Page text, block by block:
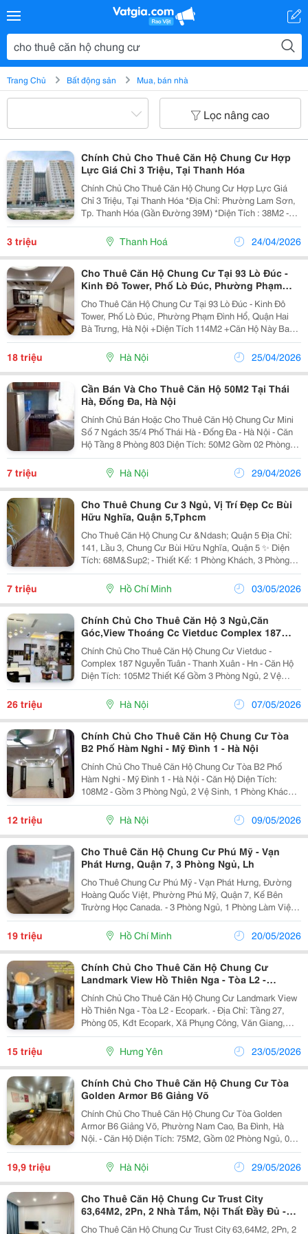
Trang Chủ Bất động sản Mua, bán nhà
Lọc nâng cao
Chính Chủ Cho Thuê Căn Hộ Chung Cư Hợp
Lực Giá Chỉ 3 Triệu, Tại Thanh Hóa
Chính Chủ Cho Thuê Căn Hộ Chung Cư Hợp Lực Giá
Chỉ 3 Triệu, Tại Thanh Hóa *Địa Chỉ: Phường Lam Sơn,
Tp. Thanh Hóa (Gần Đường 39M) *Diện Tích : 38M2 -Vị
Trí Thuận Lợi: Nằm Ngay Trung Tâm Thành Phố, Giao
Thông Đi Lại Dễ Dàng. -Căn Hộ Đã Được Trang...
3 triệu Thanh Hoá 24/04/2026
Cho Thuê Căn Hộ Chung Cư Tại 93 Lò Đúc -
Kinh Đô Tower, Phố Lò Đúc, Phường Phạm
Đình Hổ, Quận Hai Bà Trưng, Hà Nội
Cho Thuê Căn Hộ Chung Cư Tại 93 Lò Đúc - Kinh Đô
Tower, Phố Lò Đúc, Phường Phạm Đình Hổ, Quận Hai
Bà Trưng, Hà Nội +Diện Tích 114M2 +Căn Hộ Này Bao
Gồm 3 Phòng Ngủ, 2 Phòng Tắm Ưu Điểm: + Diện Tích
Rộng Rãi, Thoáng Mát. + Nội Thất Hiện Đại Và...
18 triệu Hà Nội 25/04/2026
Cần Bán Và Cho Thuê Căn Hộ 50M2 Tại Thái
Hà, Đống Đa, Hà Nội
Chính Chủ Bán Hoặc Cho Thuê Căn Hộ Chung Cư Mini
Số 7 Ngách 35/4 Phố Thái Hà - Đống Đa - Hà Nội - Căn
Hộ Tầng 8 Phòng 803 Diện Tích: 50M2 Gồm 02 Phòng
Ngủ, 1 Vệ Sinh, 1 Bếp Riêng. - Hướng Đông Nam
Thoáng Mát, Cầu Thang Máy Nhật, Có Sẵn 2 Điều
7 triệu Hà Nội 29/04/2026
Cho Thuê Chung Cư 3 Ngủ, Vị Trí Đẹp Cc Bùi
Hữu Nghĩa, Quận 5,Tphcm
Cho Thuê Căn Hộ Chung Cư &Ndash; Quận 5 Địa Chỉ:
141, Lầu 3, Chung Cư Bùi Hữu Nghĩa, Quận 5 ✨ Diện
Tích: 68M&Sup2; - Thiết Kế: 1 Phòng Khách, 3 Phòng
Ngủ, 1 Phòng Bếp, 1 Phòng Tắm, 1 Toilet Căn Hộ Nằm
Trong Khu Vực An Ninh, Thoáng...
7 triệu Hồ Chí Minh 03/05/2026
Chính Chủ Cho Thuê Căn Hộ 3 Ngủ,Căn
Góc,View Thoáng Cc Vietduc Complex 187
Nguyễn Tuân
Chính Chủ Cho Thuê Căn Hộ Chung Cư Vietduc -
Complex 187 Nguyễn Tuân - Thanh Xuân - Hn - Căn Hộ
Diện Tích: 105M2 Thiết Kế Gồm 3 Phòng Ngủ, 2 Vệ
Sinh, Phòng Khách + Bếp, 2 Ban Công. - Căn Hộ Thuộc
Căn Góc View Thoáng, Tòa Hà An Ninh 24/24....
26 triệu Hà Nội 07/05/2026
Chính Chủ Cho Thuê Căn Hộ Chung Cư Tòa
B2 Phố Hàm Nghi - Mỹ Đình 1 - Hà Nội
Chính Chủ Cho Thuê Căn Hộ Chung Cư Tòa B2 Phố
Hàm Nghi - Mỹ Đình 1 - Hà Nội - Căn Hộ Diện Tích:
108M2 - Gồm 3 Phòng Ngủ, 2 Vệ Sinh, 1 Phòng Khách,
1 Bếp, Phòng Ăn, 1 Phòng Nhỏ Để Kho, 2 Logia Thoáng
Mát. - Nội Thất Có Sẵn Đồ Cơ Bản Như: Điều Hòa,...
12 triệu Hà Nội 09/05/2026
Cho Thuê Căn Hộ Chung Cư Phú Mỹ - Vạn
Phát Hưng, Quận 7, 3 Phòng Ngủ, Lh
Cho Thuê Chung Cư Phú Mỹ - Vạn Phát Hưng, Đường
Hoàng Quốc Việt, Phường Phú Mỹ, Quận 7, Kế Bên
Trường Học Canada. - 3 Phòng Ngủ, 1 Phòng Làm Việc,
2Wc - Giá Cho Thuê: 19.000.000 Đ/Tháng. Cư Dân
Chung Cư Phú Mỹ, Được Sử Dụng Các Tiện Ích Nội
19 triệu Hồ Chí Minh 20/05/2026
Chính Chủ Cho Thuê Căn Hộ Chung Cư
Landmark View Hồ Thiên Nga - Tòa L2 -
Ecopark.
Chính Chủ Cho Thuê Căn Hộ Chung Cư Landmark View
Hồ Thiên Nga - Tòa L2 - Ecopark. - Địa Chỉ: Tầng 27,
Phòng 05, Kđt Ecopark, Xã Phụng Công, Văn Giang,
Hưng Yên - Diện Tích: 80 M2.Lh*O902Không96686 - Kết
Cấu: 2 Phòng Ngủ, 2Wc, Có Phòng Xông Khô...
15 triệu Hưng Yên 23/05/2026
Chính Chủ Cho Thuê Căn Hộ Chung Cư Tòa
Golden Armor B6 Giảng Võ
Chính Chủ Cho Thuê Căn Hộ Chung Cư Tòa Golden
Armor B6 Giảng Võ, Phường Nam Cao, Ba Đình, Hà
Nội. - Căn Hộ Diện Tích: 75M2, Gồm 02 Phòng Ngủ, 02
Vệ Sinh, 1 Phòng Khách + Bếp. - Căn Hộ Có Logia
Thoáng Mát. Gần Hồ Giảng Võ, Vincom Metropolis, Tòa
19,9 triệu Hà Nội 29/05/2026
Cho Thuê Căn Hộ Chung Cư Trust City
63,64M2, 2Pn, 2 Nhà Tắm, Nội Thất Đầy Đủ -
Văn Giang, Hưng Yên
Cho Thuê Căn Hộ Chung Cư Trust City 63,64M2, 2Pn, 2